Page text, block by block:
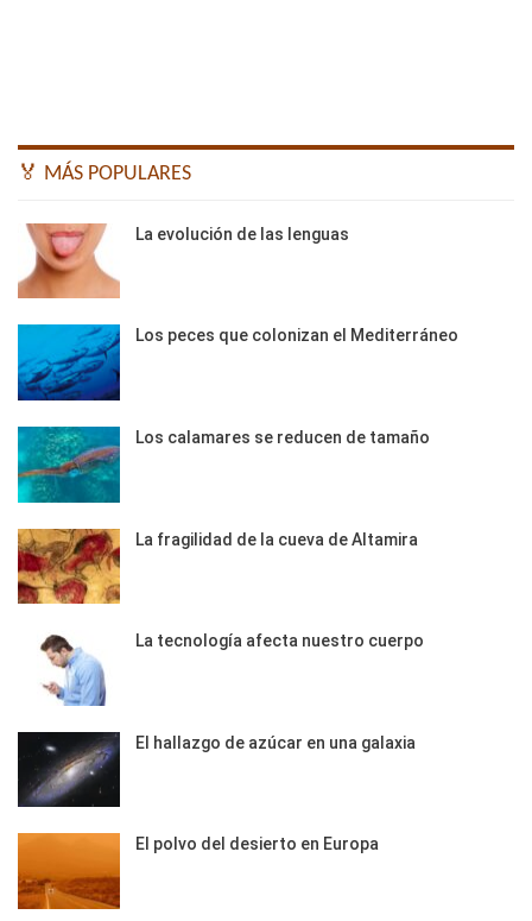
🏅 MÁS POPULARES
La evolución de las lenguas
Los peces que colonizan el Mediterráneo
Los calamares se reducen de tamaño
La fragilidad de la cueva de Altamira
La tecnología afecta nuestro cuerpo
El hallazgo de azúcar en una galaxia
El polvo del desierto en Europa